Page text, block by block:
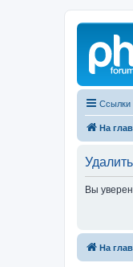
Ссылки
На
Вы
На